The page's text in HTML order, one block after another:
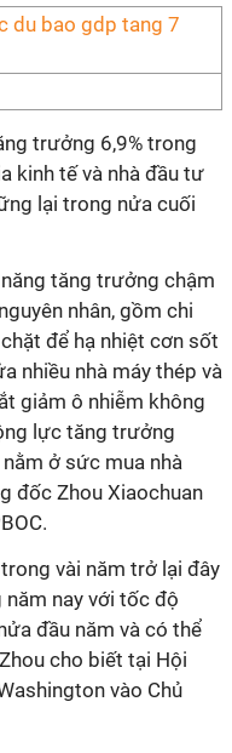
trưởng 6,9% trong
kinh tế và nhà đầu tư
lại trong nửa cuối
tăng trưởng chậm
nhân, gồm chi
để hạ nhiệt cơn sốt
nhiều nhà máy thép và
giảm ô nhiễm không
lực tăng trưởng
ở sức mua nhà
đốc Zhou Xiaochuan
vài năm trở lại đây
nay với tốc độ
đầu năm và có thể
cho biết tại Hội
vào Chủ